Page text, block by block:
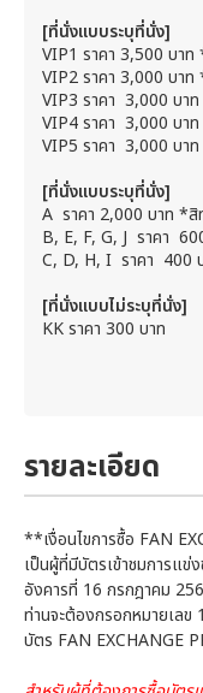
[ที่นั่งแบบระบุที่นั่ง]
VIP1 ราคา 3,500 บาท
VIP2 ราคา 3,000 บาท
VIP3 ราคา 3,000 บา
VIP4 ราคา 3,000 บา
VIP5 ราคา 3,000 บา
[ที่นั่งแบบระบุที่นั่ง]
A ราคา 2,000 บาท *สิ
B, E, F, G, J ราคา
C, D, H, I ราคา 400
[ที่นั่งแบบไม่ระบุที่นั่ง]
KK ราคา 300 บาท
รายละเอียด
**เงื่อนไขการซื้อ FAN
เป็นผู้ที่มีบัตรเข้าชมการแ
อังคารที่ 16 กรกฎาคม
ท่านจะต้องกรอกหมายเล
บัตร FAN EXCHANGE